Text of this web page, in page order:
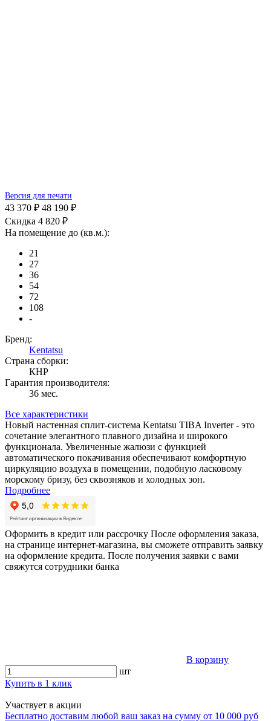
Версия для печати
43 370 ₽ 48 190 ₽
Скидка 4 820 ₽
На помещение до (кв.м.):
21
27
36
54
72
108
-
Бренд:
Kentatsu
Страна сборки:
КНР
Гарантия производителя:
36 мес.
Все характеристики
Новый настенная сплит-система Kentatsu TIBA Inverter - это
сочетание элегантного плавного дизайна и широкого
функционала. Увеличенные жалюзи с функцией
автоматического покачивания обеспечивают комфортную
циркуляцию воздуха в помещении, подобную ласковому
морскому бризу, без сквозняков и холодных зон.
Подробнее
Оформить в кредит или рассрочку После оформления заказа,
на странице интернет-магазина, вы сможете отправить заявку
на оформление кредита. После получения заявки с вами
свяжутся сотрудники банка
В корзину
шт
Купить в 1 клик
Участвует в акции
Бесплатно доставим любой ваш заказ на сумму от 10 000 руб